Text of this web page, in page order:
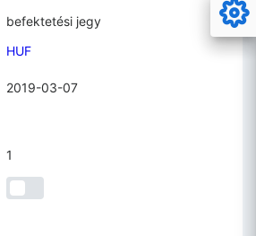
befektetési jegy
HUF
2019-03-07
1